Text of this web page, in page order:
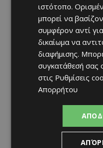
ιστότοπο.
μπορεί να
συμφέρον αντί
δικαίωμα να
διαφήμισης.
συγκατάθεσή σας
στις Ρυθμίσεις
Απορρήτου